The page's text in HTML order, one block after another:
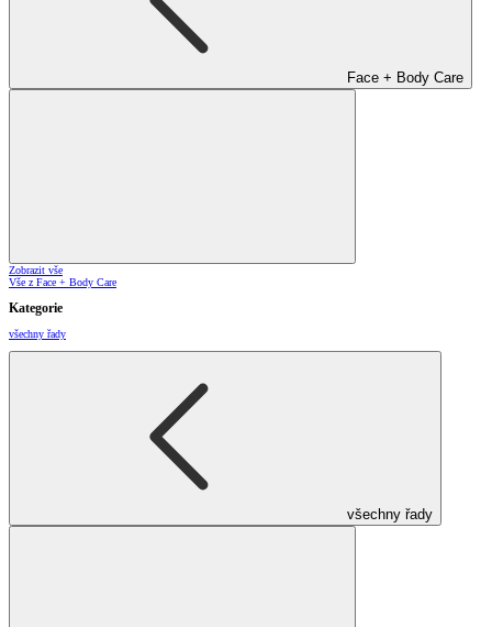
Face + Body Care
Zobrazit vše
Vše z Face + Body Care
Kategorie
všechny řady
všechny řady